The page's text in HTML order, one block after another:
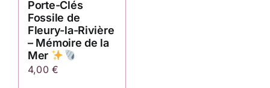
Porte-Clés
Fossile de
Fleury-la-Rivière
– Mémoire de la
Mer
4,00€